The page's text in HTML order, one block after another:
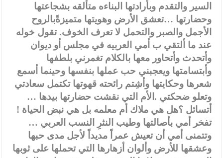
السير والتقدم وبأرادتها البناءه متألقه بشجاعتها
وحضارتها …تعشق الأرض وهويتها متميزةًبالروح
الأجمل والصبر والتحمل لا تعرف الخوف. تقول خوله
عند ما ألتقي ب أمي العربيه في مجلس أو ديوان
وأتحدث وأتحاور معها بالكلام تغمرني بلطفها
وأبتسامتها ويعجبني حب عملها بنفسها وحينما أسمع
شعرها وحكايتها وأشِتم رائحته قهوتها تكتمل سعادتي
وتعلو ضحكتي .الأم التي نقشت حضارتها بيدها …
أتسائل ؟هل هي ملاك أم معلمه بل هي نبض الحياة !
تفخر أمي بأصالتها وطيب النثرِ النسب العربي …
وتتمنى أمي أن تعيش عمراً مديداً لأجل مدى حبها
وعشقها للأرض وألوان أزهارها التي تحملها على ثوبها